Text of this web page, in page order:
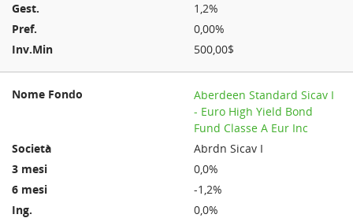
1,2%
0,00%
500,00$
Aberdeen Standard Sicav I
- Euro High Yield Bond
Fund Classe A Eur Inc
Abrdn Sicav I
0,0%
-1,2%
0,0%